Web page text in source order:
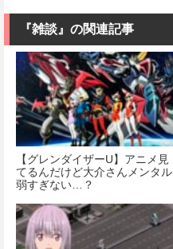
『雑談』の関連記事
【グレンダイザーU】アニメ見
てるんだけど大介さんメンタル
弱すぎない…？